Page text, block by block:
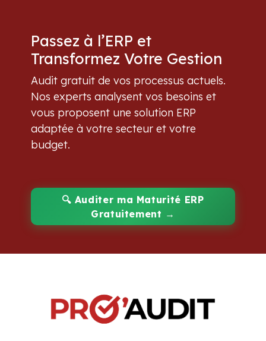
Passez à l’ERP et
Transformez Votre Gestion
Audit gratuit de vos processus actuels.
Nos experts analysent vos besoins et
vous proposent une solution ERP
adaptée à votre secteur et votre
budget.
🔍 Auditer ma Maturité ERP
Gratuitement →